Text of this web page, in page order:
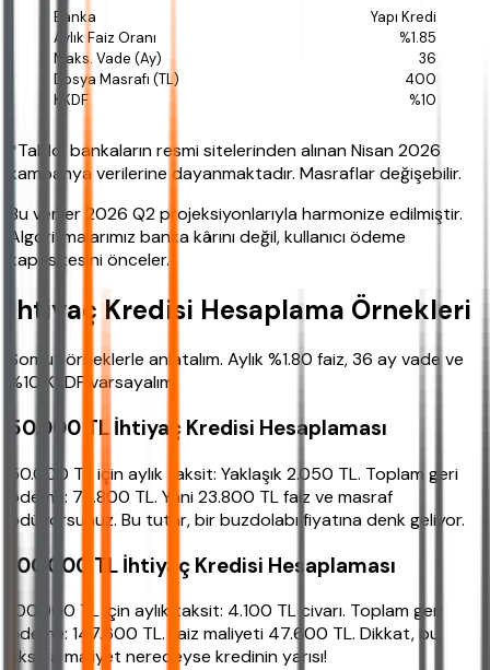
Yapı Kredi
%1.85
36
400
%10
*Tablo, bankaların resmi sitelerinden alınan Nisan 2026
kampanya verilerine dayanmaktadır. Masraflar değişebilir.
Bu veriler 2026 Q2 projeksiyonlarıyla harmonize edilmiştir.
Algoritmalarımız banka kârını değil, kullanıcı ödeme
kapasitesini önceler.
İhtiyaç Kredisi Hesaplama Örnekleri
Somut örneklerle anlatalım. Aylık %1.80 faiz, 36 ay vade ve
%10 KKDF varsayalım.
50.000 TL İhtiyaç Kredisi Hesaplaması
50.000 TL için aylık taksit: Yaklaşık 2.050 TL. Toplam geri
ödeme: 73.800 TL. Yani 23.800 TL faiz ve masraf
ödüyorsunuz. Bu tutar, bir buzdolabı fiyatına denk geliyor.
100.000 TL İhtiyaç Kredisi Hesaplaması
100.000 TL için aylık taksit: 4.100 TL civarı. Toplam geri
ödeme: 147.600 TL. Faiz maliyeti 47.600 TL. Dikkat, bu
ekstra maliyet neredeyse kredinin yarısı!